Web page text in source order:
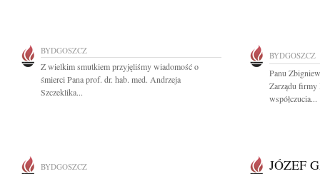
BYDGOSZCZ
Z wielkim smutkiem przyjęliśmy wiadomość o
śmierci Pana prof. dr. hab. med. Andrzeja
Szczeklika...
BYDGOSZCZ
Panu
Zarządu firmy
współczucia...
BYDGOSZCZ JÓZEF